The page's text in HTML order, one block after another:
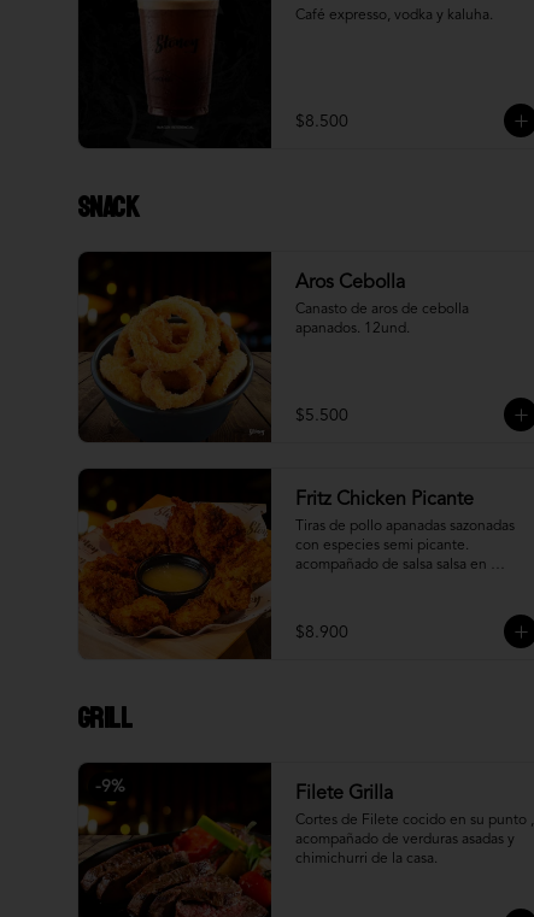
Café expresso, vodka y kaluha.
$8.500
Snack
Aros Cebolla
Canasto de aros de cebolla
apanados. 12und.
$5.500
Fritz Chicken Picante
Tiras de pollo apanadas sazonadas
con especies semi picante.
acompañado de salsa salsa en
$8.900
Grill
-9% Filete Grilla
Cortes de Filete cocido en su punto ,
acompañado de verduras asadas y
chimichurri de la casa.